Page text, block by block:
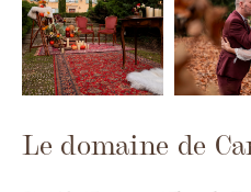
Le domaine de